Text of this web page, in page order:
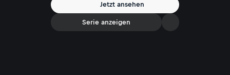
Jetzt ansehen
Serie anzeigen